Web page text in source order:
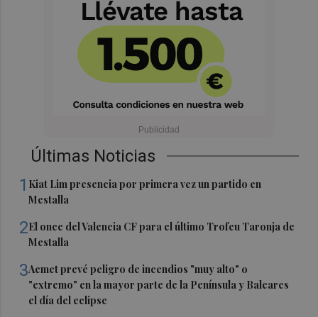
Últimas Noticias
1 Kiat Lim presencia por primera vez un partido en
Mestalla
2El once del Valencia CF para el último Trofeu Taronja de
Mestalla
3Aemet prevé peligro de incendios "muy alto" o
"extremo" en la mayor parte de la Península y Baleares
el día del eclipse